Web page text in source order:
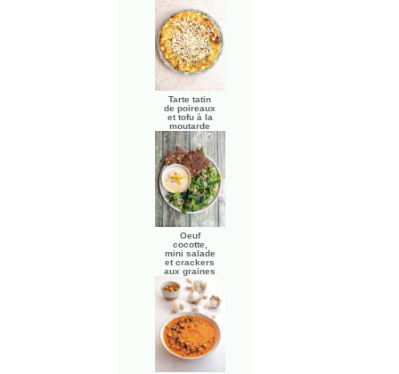
Tarte tatin
de poireaux
et tofu à la
moutarde
Oeuf
cocotte,
mini salade
et crackers
aux graines